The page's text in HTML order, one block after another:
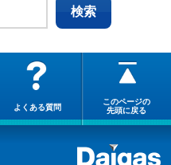
よくある質問
このページの
先頭に戻る